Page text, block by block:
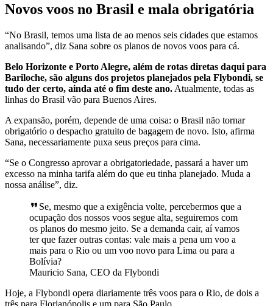
Novos voos no Brasil e mala obrigatória
“No Brasil, temos uma lista de ao menos seis cidades que estamos
analisando”, diz Sana sobre os planos de novos voos para cá.
Belo Horizonte e Porto Alegre, além de rotas diretas daqui para
Bariloche, são alguns dos projetos planejados pela Flybondi, se
tudo der certo, ainda até o fim deste ano. Atualmente, todas as
linhas do Brasil vão para Buenos Aires.
A expansão, porém, depende de uma coisa: o Brasil não tornar
obrigatório o despacho gratuito de bagagem de novo. Isto, afirma
Sana, necessariamente puxa seus preços para cima.
“Se o Congresso aprovar a obrigatoriedade, passará a haver um
excesso na minha tarifa além do que eu tinha planejado. Muda a
nossa análise”, diz.
Se, mesmo que a exigência volte, percebermos que a
ocupação dos nossos voos segue alta, seguiremos com
os planos do mesmo jeito. Se a demanda cair, aí vamos
ter que fazer outras contas: vale mais a pena um voo a
mais para o Rio ou um voo novo para Lima ou para a
Bolívia?
Mauricio Sana, CEO da Flybondi
Hoje, a Flybondi opera diariamente três voos para o Rio, de dois a
três para Florianópolis e um para São Paulo.